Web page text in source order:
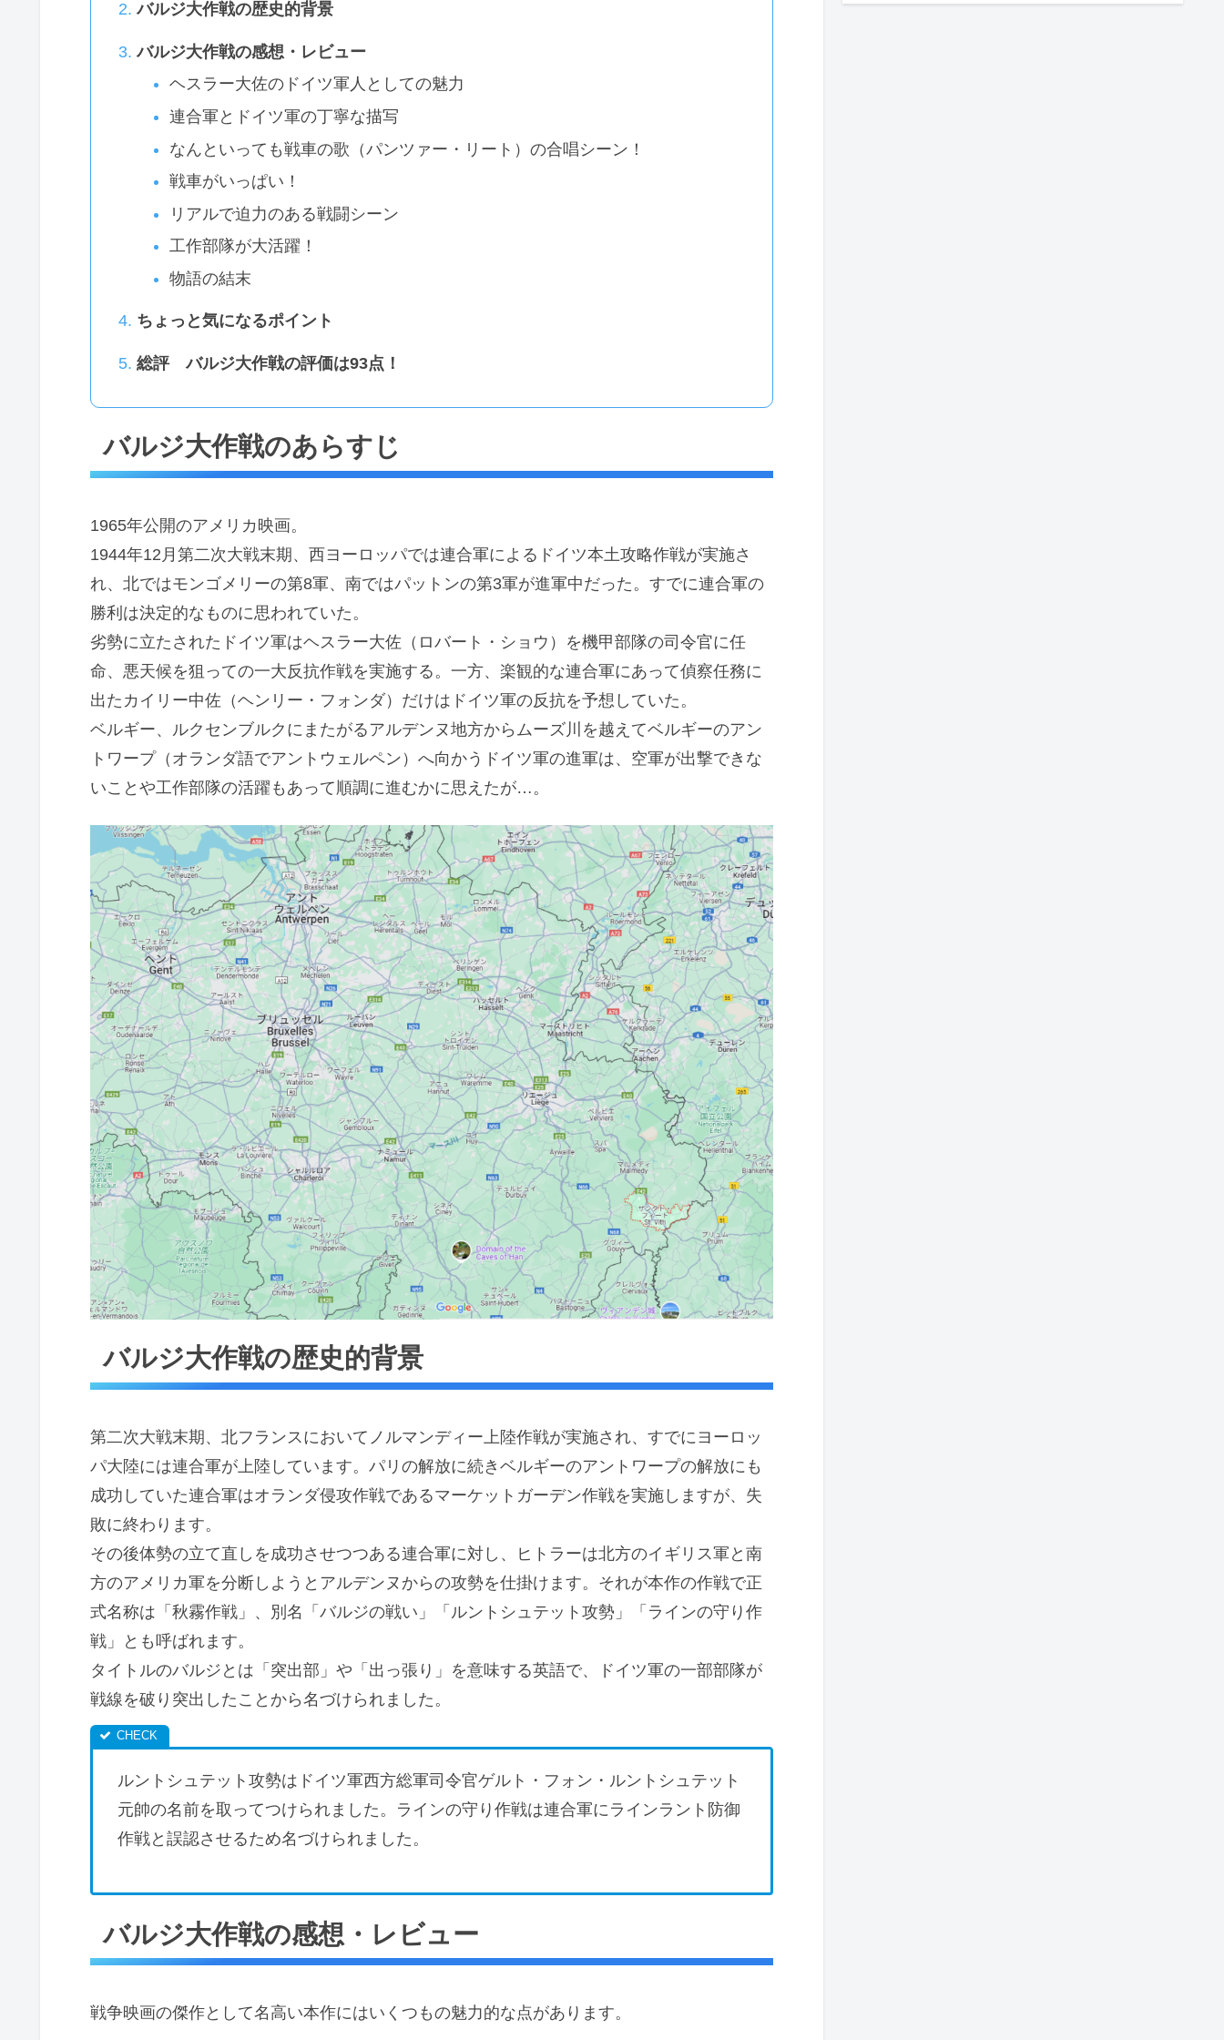
バルジ大作戦の歴史的背景
バルジ大作戦の感想・レビュー
ヘスラー大佐のドイツ軍人としての魅力
連合軍とドイツ軍の丁寧な描写
なんといっても戦車の歌（パンツァー・リート）の合唱シーン！
戦車がいっぱい！
リアルで迫力のある戦闘シーン
工作部隊が大活躍！
物語の結末
ちょっと気になるポイント
総評 バルジ大作戦の評価は93点！
バルジ大作戦のあらすじ
1965年公開のアメリカ映画。
1944年12月第二次大戦末期、西ヨーロッパでは連合軍によるドイツ本土攻略作戦が実施さ
れ、北ではモンゴメリーの第8軍、南ではパットンの第3軍が進軍中だった。すでに連合軍の
勝利は決定的なものに思われていた。
劣勢に立たされたドイツ軍はヘスラー大佐（ロバート・ショウ）を機甲部隊の司令官に任
命、悪天候を狙っての一大反抗作戦を実施する。一方、楽観的な連合軍にあって偵察任務に
出たカイリー中佐（ヘンリー・フォンダ）だけはドイツ軍の反抗を予想していた。
ベルギー、ルクセンブルクにまたがるアルデンヌ地方からムーズ川を越えてベルギーのアン
トワープ（オランダ語でアントウェルペン）へ向かうドイツ軍の進軍は、空軍が出撃できな
いことや工作部隊の活躍もあって順調に進むかに思えたが…。
バルジ大作戦の歴史的背景
第二次大戦末期、北フランスにおいてノルマンディー上陸作戦が実施され、すでにヨーロッ
パ大陸には連合軍が上陸しています。パリの解放に続きベルギーのアントワープの解放にも
成功していた連合軍はオランダ侵攻作戦であるマーケットガーデン作戦を実施しますが、失
敗に終わります。
その後体勢の立て直しを成功させつつある連合軍に対し、ヒトラーは北方のイギリス軍と南
方のアメリカ軍を分断しようとアルデンヌからの攻勢を仕掛けます。それが本作の作戦で正
式名称は「秋霧作戦」、別名「バルジの戦い」「ルントシュテット攻勢」「ラインの守り作
戦」とも呼ばれます。
タイトルのバルジとは「突出部」や「出っ張り」を意味する英語で、ドイツ軍の一部部隊が
戦線を破り突出したことから名づけられました。
ルントシュテット攻勢はドイツ軍西方総軍司令官ゲルト・フォン・ルントシュテット
元帥の名前を取ってつけられました。ラインの守り作戦は連合軍にラインラント防御
作戦と誤認させるため名づけられました。
バルジ大作戦の感想・レビュー
戦争映画の傑作として名高い本作にはいくつもの魅力的な点があります。